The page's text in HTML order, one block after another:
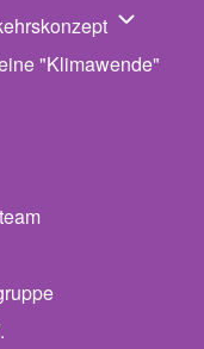
"Klimawende"